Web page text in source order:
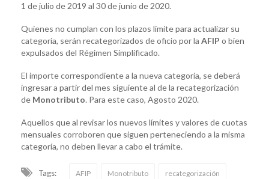
1 de julio de 2019 al 30 de junio de 2020.
Quienes no cumplan con los plazos límite para actualizar su
categoría, serán recategorizados de oficio por la AFIP o bien
expulsados del Régimen Simplificado.
El importe correspondiente a la nueva categoría, se deberá
ingresar a partir del mes siguiente al de la recategorización
de Monotributo. Para este caso, Agosto 2020.
Aquellos que al revisar los nuevos límites y valores de cuotas
mensuales corroboren que siguen perteneciendo a la misma
categoría, no deben llevar a cabo el trámite.
Tags: AFIP Monotributo recategorización